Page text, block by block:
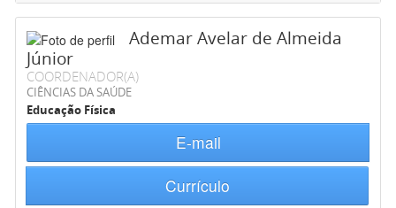
Ademar Avelar de Almeida
Júnior
COORDENADOR(A)
CIÊNCIAS DA SAÚDE
Educação Física
E-mail
Currículo